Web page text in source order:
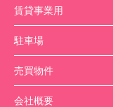
賃貸事業用
駐車場
売買物件
会社概要